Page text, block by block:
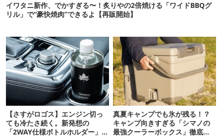
イワタニ新作、でかすぎる〜！炙りやの2倍焼ける「ワイドBBQグ
リル」で“豪快焼肉”できるよ【再販開始】
【さすがロゴス】エンジン切っ
ても冷たさ続く。新発想の
「2WAY仕様ボトルホルダー」が
真夏キャンプでも氷が残る！？
キャンプ向きすぎる「シマノの
最強クーラーボックス」徹底解